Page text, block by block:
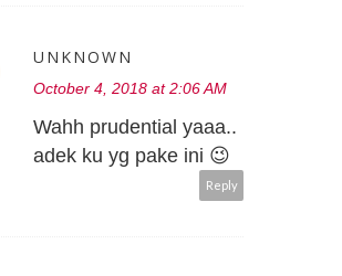
UNKNOWN
October 4, 2018 at 2:06 AM
Wahh prudential yaaa..
adek ku yg pake ini 😉
Reply